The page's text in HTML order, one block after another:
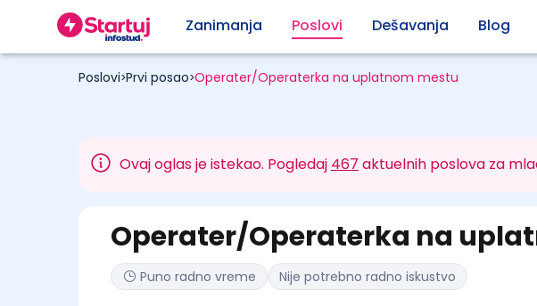
Zanimanja Poslovi Dešavanja Blog
Poslovi>Prvi posao>Operater/Operaterka na uplatnom mestu
Ovaj oglas je istekao. Pogledaj 467 aktuelnih poslova za
Operater/Operaterka na
Puno radno vreme Nije potrebno radno iskustvo